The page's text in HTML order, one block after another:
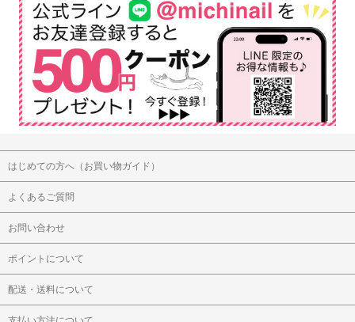
はじめての方へ（お買い物ガイド）
よくあるご質問
お問い合わせ
ポイントについて
配送・送料について